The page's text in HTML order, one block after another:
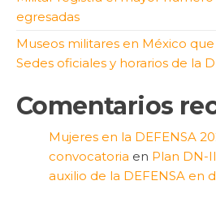
egresadas
Museos militares en México
Sedes oficiales y horarios de la
Comentarios
Mujeres en la DEFENSA
convocatoria en Plan DN-
auxilio de la DEFENSA en